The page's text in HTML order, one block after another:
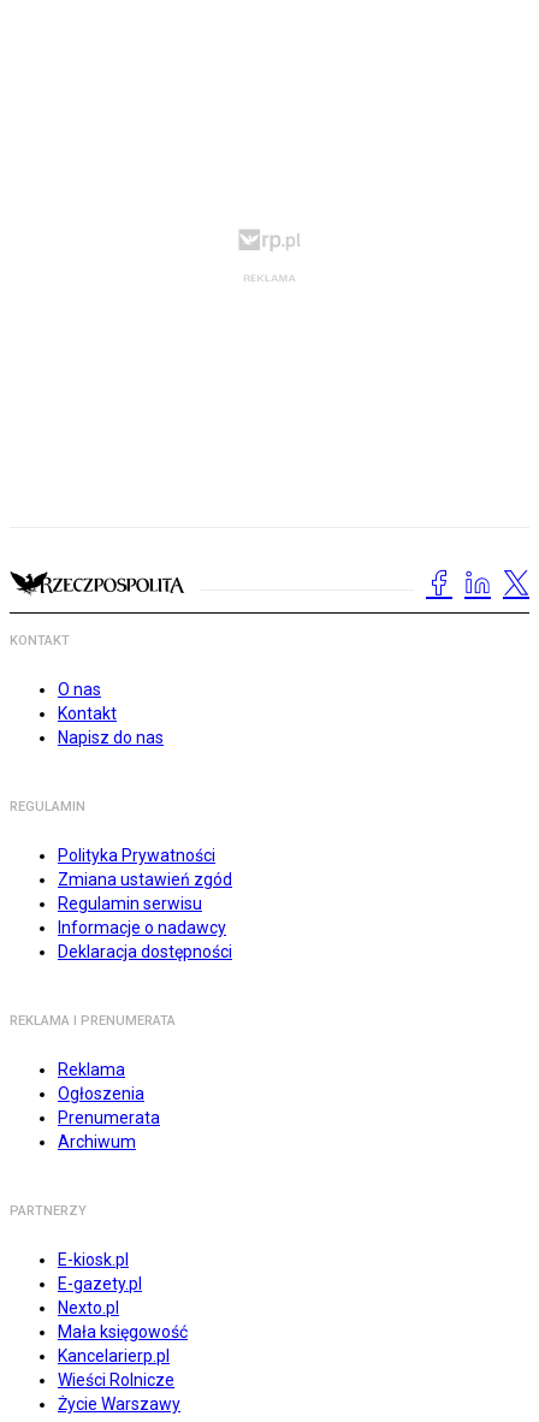
KONTAKT
O nas
Kontakt
Napisz do nas
REGULAMIN
Polityka Prywatności
Zmiana ustawień zgód
Regulamin serwisu
Informacje o nadawcy
Deklaracja dostępności
REKLAMA I PRENUMERATA
Reklama
Ogłoszenia
Prenumerata
Archiwum
PARTNERZY
E-kiosk.pl
E-gazety.pl
Nexto.pl
Mała księgowość
Kancelarierp.pl
Wieści Rolnicze
Życie Warszawy